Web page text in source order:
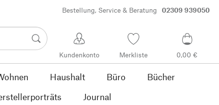
Bestellung, Service & Beratung 02309 939050
Kundenkonto Merkliste 0,00 €
Haushalt Büro
Bücher
Journal